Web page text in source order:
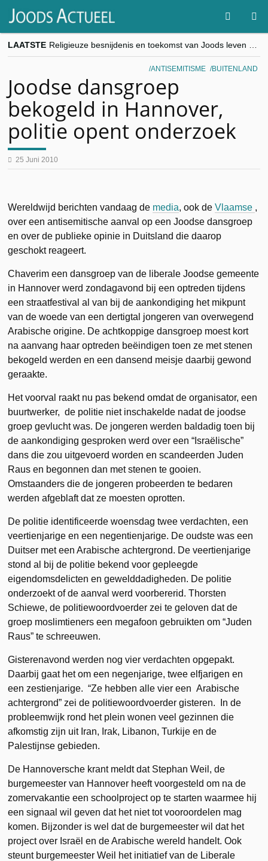
LAATSTE
“Besnijdenisdebat toont hoe moeilijk seculiere Westen minderheden begrijpt”, Jinnih Beels (Vooruit)
CITYTRIP | ROEMENIË – Boekarest: de verrassing van Oost-Europa
ANTISEMITISME BUITENLAND
Joodse dansgroep
bekogeld in Hannover,
politie opent onderzoek
25 Juni 2010
Wereldwijd berichten vandaag de media, ook deVlaamse ,
over een antisemitische aanval op een Joodse dansgroep
en over de publieke opinie in Duitsland die daarop
geschokt reageert.
Chaverim een dansgroep van de liberale Joodse gemeente
in Hannover werd zondagavond bij een optreden tijdens
een straatfestival al van bij de aankondiging het mikpunt
van de woede van een dertigtal jongeren van overwegend
Arabische origine. De achtkoppige dansgroep moest kort
na aanvang haar optreden beëindigen toen ze met stenen
bekogeld werden en een dansend meisje daarbij gewond
geraakte.
Het voorval raakt nu pas bekend omdat de organisator, een
buurtwerker, de politie niet inschakelde nadat de joodse
groep gevlucht was. De jongeren werden baldadig toen bij
de aankondiging gesproken werd over een “Israëlische”
dans die zou uitgevoerd worden en scandeerden Juden
Raus en begonnen dan met stenen te gooien.
Omstaanders die de jongeren probeerden te bedaren
werden afgeblaft dat ze moesten oprotten.
De politie identificeerde woensdag twee verdachten, een
veertienjarige en een negentienjarige. De oudste was een
Duitser met een Arabische achtergrond. De veertienjarige
stond al bij de politie bekend voor gepleegde
eigendomsdelicten en gewelddadigheden. De politie
onderzoekt of de aanval werd voorbererid. Thorsten
Schiewe, de politiewoordvoerder zei te geloven dat de
groep moslimtieners een megafoon gebruikten om “Juden
Raus” te schreeuwen.
Gisterenavond werden nog vier verdachten opgepakt.
Daarbij gaat het om een negenjarige, twee elfjarigen en
een zestienjarige. “Ze hebben alle vier een Arabische
achtergrond” zei de politiewoordvoerder gisteren. In de
probleemwijk rond het plein wonen veel gezinnen die
afkomstig zijn uit Iran, Irak, Libanon, Turkije en de
Palestijnse gebieden.
De Hannoversche krant meldt dat Stephan Weil, de
burgemeester van Hannover heeft voorgesteld om na de
zomervakantie een schoolproject op te starten waarmee hij
een signaal wil geven dat het niet tot vooroordelen mag
komen. Bijzonder is wel dat de burgemeester wil dat het
project over Israël en de Arabische wereld handelt. Ook
steunt burgemeester Weil het initiatief van de Liberale